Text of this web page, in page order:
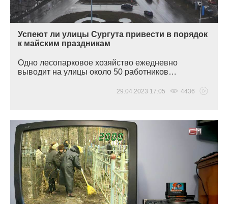
Успеют ли улицы Сургута привести в порядок
к майским праздникам
Одно лесопарковое хозяйство ежедневно
выводит на улицы около 50 работников…
29.04.2023 17:05 4436